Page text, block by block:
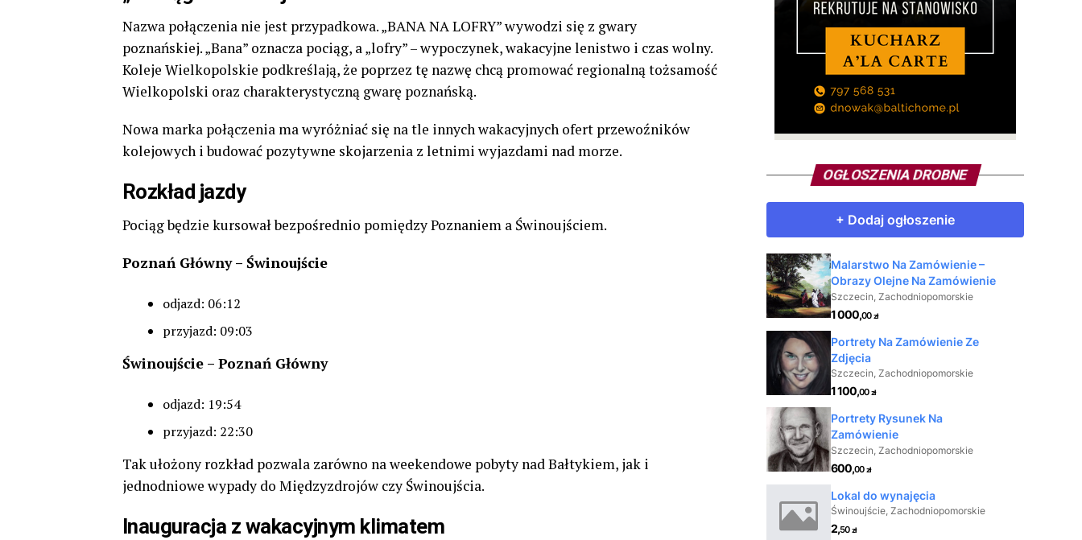
Nazwa połączenia nie jest przypadkowa. „BANA NA LOFRY” wywodzi się z gwary
poznańskiej. „Bana” oznacza pociąg, a „lofry” – wypoczynek, wakacyjne lenistwo i czas wolny.
Koleje Wielkopolskie podkreślają, że poprzez tę nazwę chcą promować regionalną tożsamość
Wielkopolski oraz charakterystyczną gwarę poznańską.
Nowa marka połączenia ma wyróżniać się na tle innych wakacyjnych ofert przewoźników
kolejowych i budować pozytywne skojarzenia z letnimi wyjazdami nad morze.
Rozkład jazdy
Pociąg będzie kursował bezpośrednio pomiędzy Poznaniem a Świnoujściem.
Poznań Główny – Świnoujście
odjazd: 06:12
przyjazd: 09:03
Świnoujście – Poznań Główny
odjazd: 19:54
przyjazd: 22:30
Tak ułożony rozkład pozwala zarówno na weekendowe pobyty nad Bałtykiem, jak i
jednodniowe wypady do Międzyzdrojów czy Świnoujścia.
Inauguracja z wakacyjnym klimatem
OGŁOSZENIA DROBNE